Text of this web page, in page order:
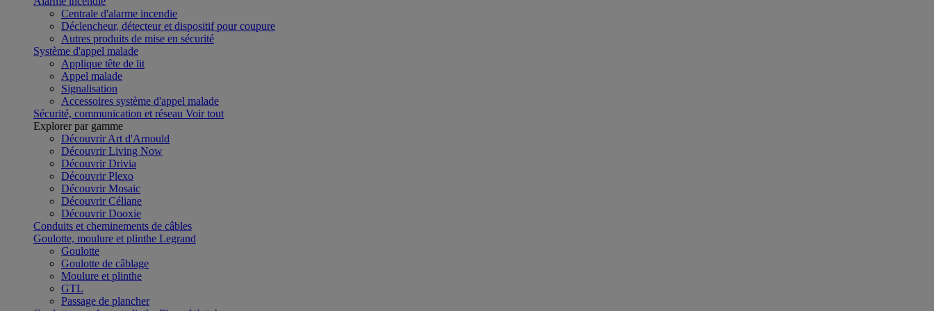
Centrale d'alarme incendie
Déclencheur, détecteur et dispositif pour coupure
Autres produits de mise en sécurité
Système d'appel malade
Applique tête de lit
Appel malade
Signalisation
Accessoires système d'appel malade
Sécurité, communication et réseau Voir tout
Explorer par gamme
Découvrir Art d'Arnould
Découvrir Living Now
Découvrir Drivia
Découvrir Plexo
Découvrir Mosaic
Découvrir Céliane
Découvrir Dooxie
Conduits et cheminements de câbles
Goulotte, moulure et plinthe Legrand
Goulotte
Goulotte de câblage
Moulure et plinthe
GTL
Passage de plancher